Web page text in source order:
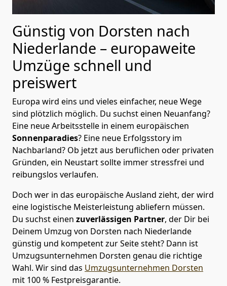
Günstig von Dorsten nach
Niederlande – europaweite
Umzüge schnell und
preiswert
Europa wird eins und vieles einfacher, neue Wege
sind plötzlich möglich. Du suchst einen Neuanfang?
Eine neue Arbeitsstelle in einem europäischen
Sonnenparadies? Eine neue Erfolgsstory im
Nachbarland? Ob jetzt aus beruflichen oder privaten
Gründen, ein Neustart sollte immer stressfrei und
reibungslos verlaufen.
Doch wer in das europäische Ausland zieht, der wird
eine logistische Meisterleistung abliefern müssen.
Du suchst einen zuverlässigen Partner, der Dir bei
Deinem Umzug von Dorsten nach Niederlande
günstig und kompetent zur Seite steht? Dann ist
Umzugsunternehmen Dorsten genau die richtige
Wahl. Wir sind das Umzugsunternehmen Dorsten
mit 100 % Festpreisgarantie.